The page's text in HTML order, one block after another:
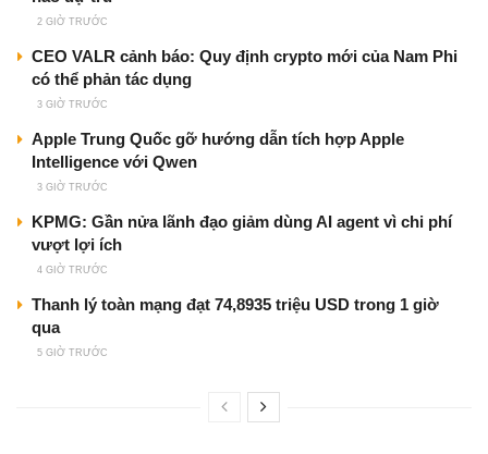
2 GIỜ TRƯỚC
CEO VALR cảnh báo: Quy định crypto mới của Nam Phi
có thể phản tác dụng
3 GIỜ TRƯỚC
Apple Trung Quốc gỡ hướng dẫn tích hợp Apple
Intelligence với Qwen
3 GIỜ TRƯỚC
KPMG: Gần nửa lãnh đạo giảm dùng AI agent vì chi phí
vượt lợi ích
4 GIỜ TRƯỚC
Thanh lý toàn mạng đạt 74,8935 triệu USD trong 1 giờ
qua
5 GIỜ TRƯỚC